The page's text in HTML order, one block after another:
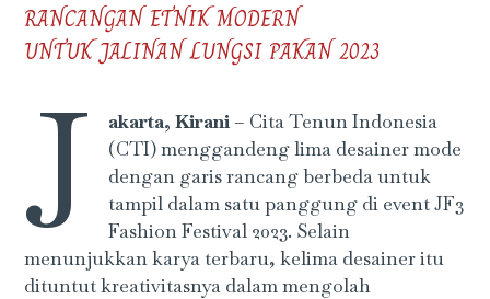
RANCANGAN ETNIK MODERN
UNTUK JALINAN LUNGSI PAKAN 2023
J akarta, Kirani– Cita Tenun Indonesia
(CTI) menggandeng lima desainer mode
dengan garis rancang berbeda untuk
tampil dalam satu panggung di event JF3
Fashion Festival 2023. Selain
menunjukkan karya terbaru, kelima desainer itu
dituntut kreativitasnya dalam mengolah